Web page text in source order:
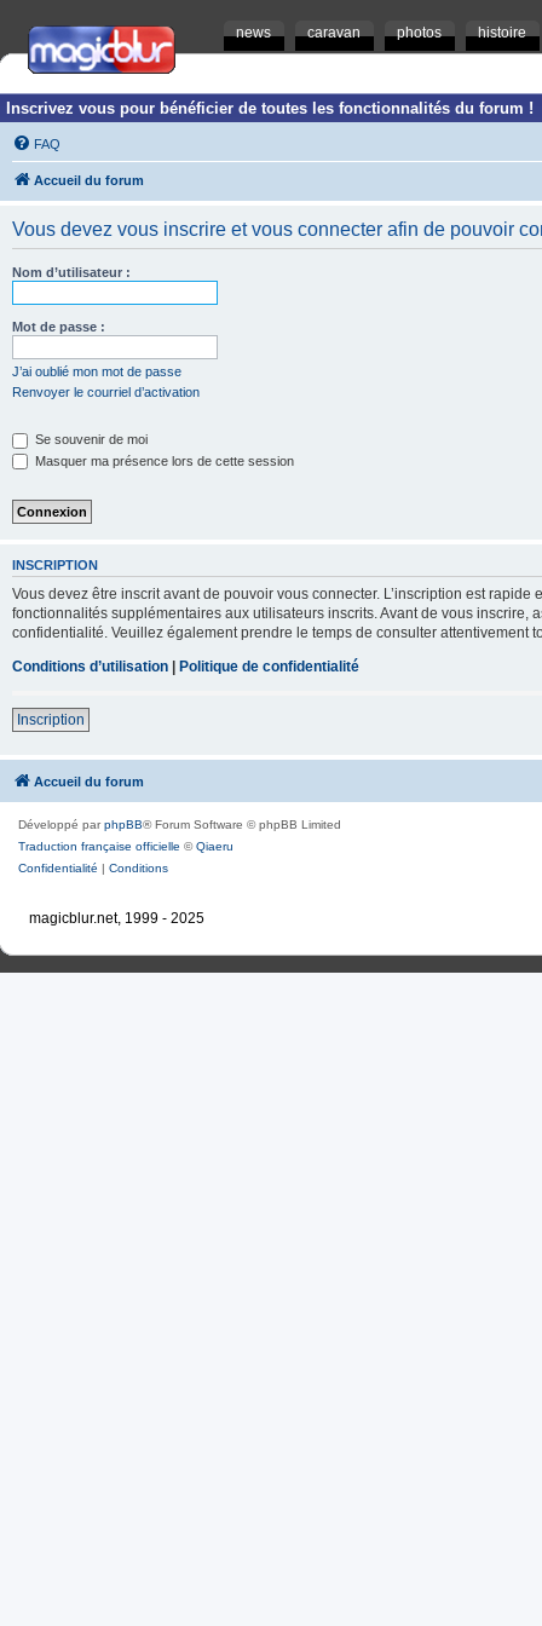
news caravan photos histoire
Inscrivez vous pour bénéficier de toutes les fonctionnalités du forum !
FAQ
Accueil du forum
Vous devez vous inscrire et vous connecter afin de pouvoir
Nom d’utilisateur :
Mot de passe :
J’ai oublié mon mot de passe
Renvoyer le courriel d’activation
Se souvenir de moi
Masquer ma présence lors de cette session
INSCRIPTION
Vous devez être inscrit avant de pouvoir vous connecter. L’inscription est
fonctionnalités supplémentaires aux utilisateurs inscrits. Avant de vous inscrire,
confidentialité. Veuillez également prendre le temps de consulter attentivement
Conditions d’utilisation | Politique de confidentialité
Inscription
Accueil du forum
Développé parphpBB® Forum Software © phpBB Limited
Traduction française officielle ©Qiaeru
Confidentialité | Conditions
magicblur.net, 1999 - 2025